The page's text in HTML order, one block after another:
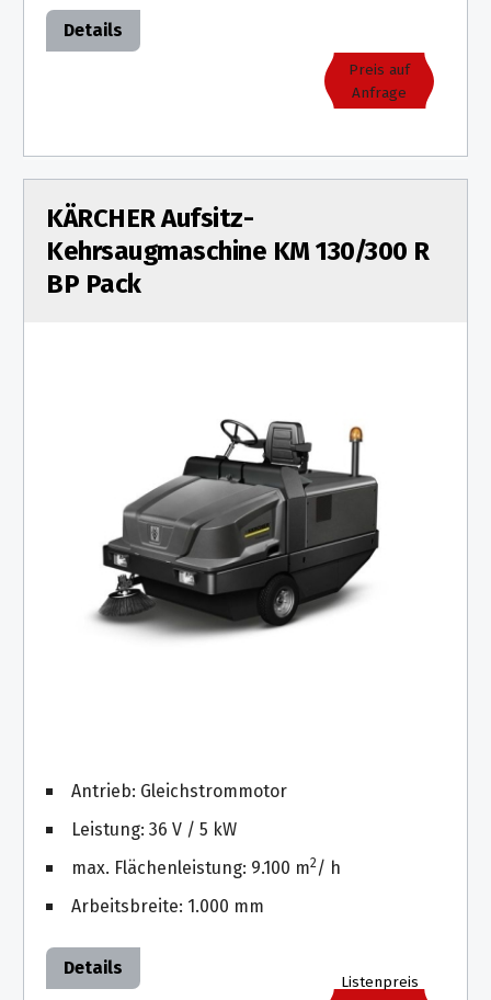
Details
Preis auf
Anfrage
KÄRCHER Aufsitz-
Kehrsaugmaschine KM 130/300 R
BP Pack
Antrieb: Gleichstrommotor
Leistung: 36 V / 5 kW
max. Flächenleistung: 9.100 m2/ h
Arbeitsbreite: 1.000 mm
Details
Listenpreis